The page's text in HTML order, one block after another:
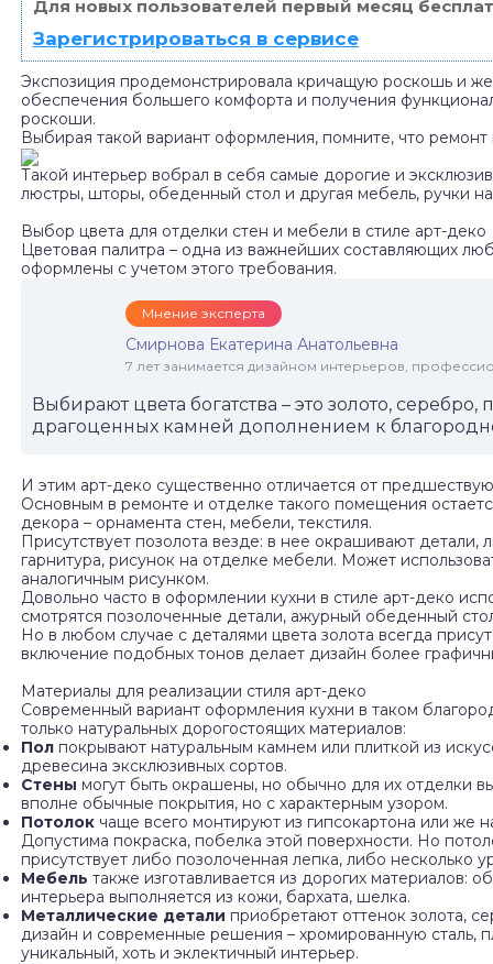
Для новых пользователей первый месяц
Зарегистрироваться в сервисе
Экспозиция продемонстрировала кричащую роскошь и
обеспечения большего комфорта и получения
роскоши.
Выбирая такой вариант оформления, помните, что
Такой интерьер вобрал в себя самые дорогие и
люстры, шторы, обеденный стол и другая мебель, ручки
Выбор цвета для отделки стен и мебели в стиле арт-деко
Цветовая палитра – одна из важнейших составляющих
оформлены с учетом этого требования.
Мнение эксперта
Смирнова Екатерина Анатольевна
7 лет занимается дизайном интерьеров,
Выбирают цвета богатства – это золото,
драгоценных камней дополнением к
И этим арт-деко существенно отличается от
Основным в ремонте и отделке такого помещения
декора – орнамента стен, мебели, текстиля.
Присутствует позолота везде: в нее окрашивают
гарнитура, рисунок на отделке мебели. Может
аналогичным рисунком.
Довольно часто в оформлении кухни в стиле арт-деко
смотрятся позолоченные детали, ажурный обеденный
Но в любом случае с деталями цвета золота всегда
включение подобных тонов делает дизайн более
Материалы для реализации стиля арт-деко
Современный вариант оформления кухни в таком
только натуральных дорогостоящих материалов:
Пол покрывают натуральным камнем или плиткой из
древесина эксклюзивных сортов.
Стены могут быть окрашены, но обычно для их отделки
вполне обычные покрытия, но с характерным узором.
Потолок чаще всего монтируют из гипсокартона или же
Допустима покраска, побелка этой поверхности. Но
присутствует либо позолоченная лепка, либо несколько
Мебель также изготавливается из дорогих материалов:
интерьера выполняется из кожи, бархата, шелка.
Металлические детали приобретают оттенок золота,
дизайн и современные решения – хромированную сталь,
уникальный, хоть и эклектичный интерьер.